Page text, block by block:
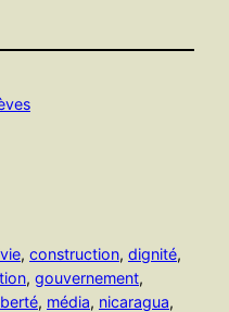
, construction, dignité
, gouvernement
, média, nicaragua